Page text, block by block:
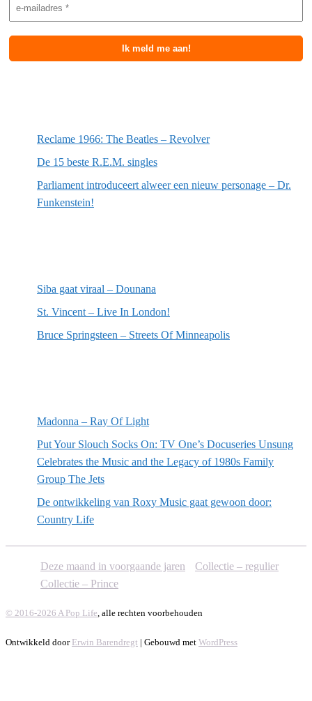
Reclame 1966: The Beatles – Revolver
De 15 beste R.E.M. singles
Parliament introduceert alweer een nieuw personage – Dr.
Funkenstein!
Siba gaat viraal – Dounana
St. Vincent – Live In London!
Bruce Springsteen – Streets Of Minneapolis
Madonna – Ray Of Light
Put Your Slouch Socks On: TV One’s Docuseries Unsung
Celebrates the Music and the Legacy of 1980s Family
Group The Jets
De ontwikkeling van Roxy Music gaat gewoon door:
Country Life
Deze maand in voorgaande jaren
Collectie – regulier
Collectie – Prince
© 2016-2026 A Pop Life , alle rechten voorbehouden
Ontwikkeld door Erwin Barendregt | Gebouwd met WordPress